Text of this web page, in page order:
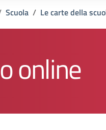
Scuola Le carte della
online